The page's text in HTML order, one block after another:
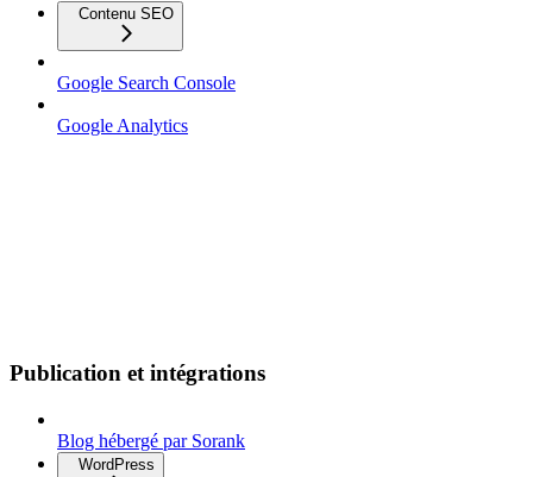
Contenu SEO
Google Search Console
Google Analytics
Publication et intégrations
Blog hébergé par Sorank
WordPress